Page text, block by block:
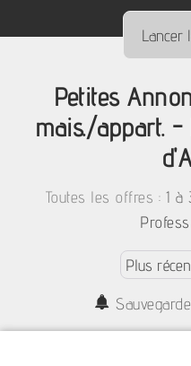
Petites
mais./appart. -
Toutes les offres : 1 à